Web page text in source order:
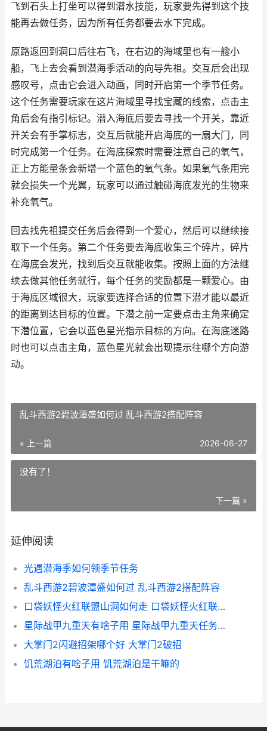
飞到石头上打坐可以得到潜水技能，玩家要先得到这个技
能再去做任务，因为所有任务都要去水下完成。
原路返回到洞口后往右飞，在右边的海域里也有一艘小
船，飞上去会看到潜海季活动的向导先祖。交互后会出现
感叹号，点击它会进入动画，同时开启第一个季节任务。
这个任务需要玩家在这片海域里寻找宝藏的线索，点击主
角后会有指引标记。潜入海底后要去寻找一个开关，靠近
开关会有手掌标志，交互后就能开启海底的一扇大门，同
时完成第一个任务。在海底探索时需要注意自己的氧气，
正上方能量条会新增一个蓝色的氧气条。如果氧气条用完
就会损失一个光翼，玩家可以通过触碰海底发光的生物来
补充氧气。
回去找先祖提交任务后会得到一个爱心，然后可以继续接
取下一个任务。第二个任务要去海底收集三个碎片，碎片
在海底会发光，找到后交互就能收集。按照上面的方法继
续去做其他任务就行，每个任务的奖励都是一颗爱心。由
于海底区域很大，玩家要选择合适的位置下潜才能以最近
的距离到达目标的位置。下潜之前一定要点击主角来确定
下潜位置，它会以蓝色星光指示目标的方向。在海底迷路
时也可以点击主角，蓝色星光就会出现提示往哪个方向游
动。
乱斗西游2碧波潭盛如何过 乱斗西游2搭配阵容
« 上一篇 2026-06-27
没有了！
下一篇 »
延伸阅读
光遇潜海季如何领季节任务
乱斗西游2碧波潭盛如何过 乱斗西游2搭配阵容
口袋妖怪火红联盟山洞如何走 口袋妖怪火红联盟进不去找科拿
星际战甲九重天有啥子用 星际战甲九重天任务结束以后怎么结算
大掌门2闪避招架哪个好 大掌门2破招
饥荒湖泊有啥子用 饥荒湖泊是干嘛的